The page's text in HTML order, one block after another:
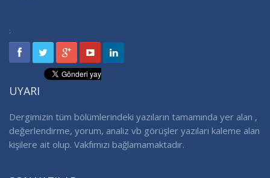
:
UYARI
Dergimizin tüm bölümlerindeki yazıların tamamında yer alan ,
değerlendirme, yorum, analiz vb görüşler yazıları kaleme alan
kişilere ait olup. Vakfımızı bağlamamaktadır.